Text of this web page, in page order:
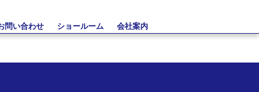
問い合わせ ショールーム 会社案内